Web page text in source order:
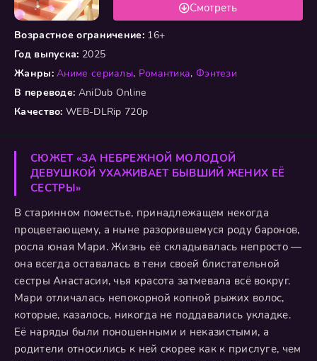
Возрастное ограничение:16+
Год выпуска: 2025
Жанры: Аниме сериалы, Романтика, Фэнтези
В переводе: AniDub Online
Качество: WEB-DLRip 720p
Смотреть
СЮЖЕТ «ЗА НЕБРЕЖНОЙ МОЛОДОЙ
ДЕВУШКОЙ УХАЖИВАЕТ БЫВШИЙ ЖЕНИХ ЕЁ
СЕСТРЫ»
В старинном поместье, принадлежащем некогда
процветающему, а ныне разорившемуся роду баронов,
росла юная Мари. Жизнь её складывалась непросто —
она всегда оставалась в тени своей блистательной
сестры Анастасии, чья красота затмевала всё вокруг.
Мари отличалась непокорной копной рыжих волос,
которые, казалось, никогда не поддавались укладке.
Её наряды были поношенными и неказистыми, а
родители относились к ней скорее как к прислуге, чем